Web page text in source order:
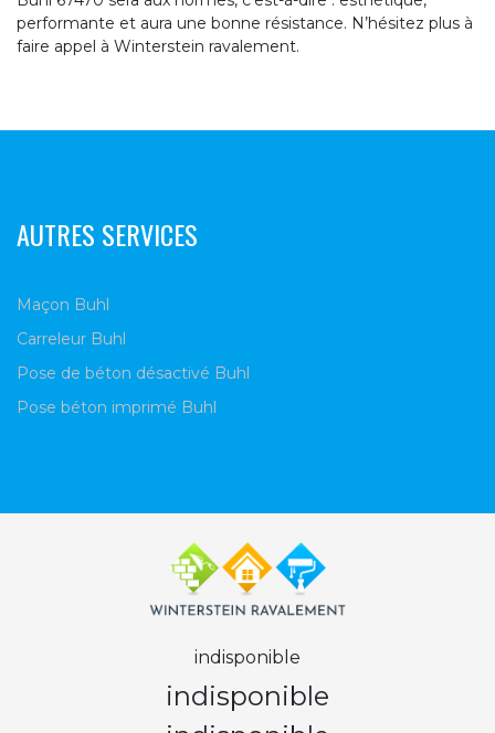
performante et aura une bonne résistance. N’hésitez plus à
faire appel à Winterstein ravalement.
AUTRES SERVICES
Maçon Buhl
Carreleur Buhl
Pose de béton désactivé Buhl
Pose béton imprimé Buhl
indisponible
indisponible